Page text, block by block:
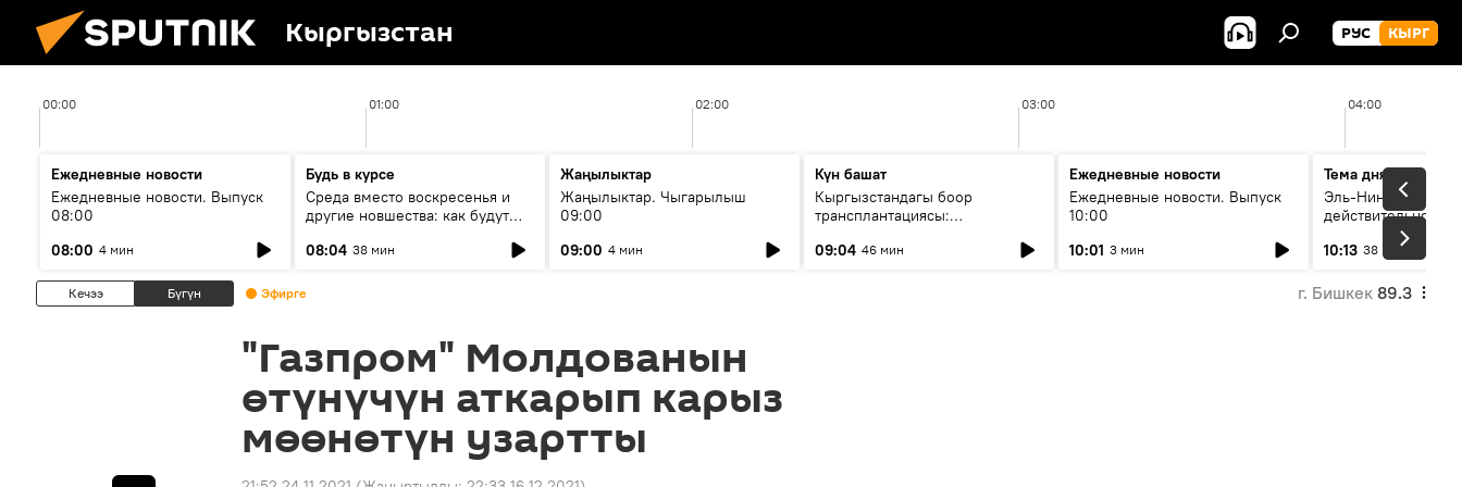
Кыргызстан РУС КЫРГ
00:00 01:00 02:00 03:00 04:00
Ежедневные новости
Ежедневные новости. Выпуск
08:00
08:00 4 мин
Будь в курсе
Среда вместо воскресенья и
другие новшества: как будут
08:04 38 мин
Жаңылыктар
Жаңылыктар. Чыгарылыш
09:00
09:00 4 мин
Күн башат
Кыргызстандагы боор
трансплантациясы:
келечеги
09:04 46 мин
Ежедневные новости
Ежедневные новости. Выпуск
10:00
10:01 3 мин
Тема дня
Эль-Ниньо, жара и
действительно
погоду в
10:13 38 мин
Кечээ Бүгүн Эфирге г. Бишкек 89.3
"Газпром" Молдованын
өтүнүчүн аткарып карыз
мөөнөтүн узартты